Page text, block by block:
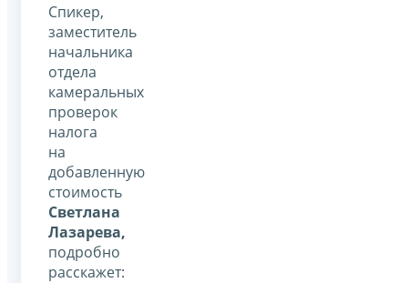
Спикер,
заместитель
начальника
отдела
камеральных
проверок
налога
на
добавленную
стоимость
Светлана
Лазарева,
подробно
расскажет: